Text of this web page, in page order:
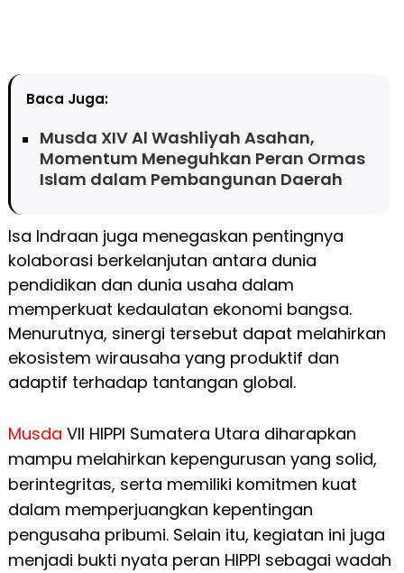
Baca Juga:
Musda XIV Al Washliyah Asahan,
Momentum Meneguhkan Peran Ormas
Islam dalam Pembangunan Daerah
Isa Indraan juga menegaskan pentingnya
kolaborasi berkelanjutan antara dunia
pendidikan dan dunia usaha dalam
memperkuat kedaulatan ekonomi bangsa.
Menurutnya, sinergi tersebut dapat melahirkan
ekosistem wirausaha yang produktif dan
adaptif terhadap tantangan global.
Musda VII HIPPI Sumatera Utara diharapkan
mampu melahirkan kepengurusan yang solid,
berintegritas, serta memiliki komitmen kuat
dalam memperjuangkan kepentingan
pengusaha pribumi. Selain itu, kegiatan ini juga
menjadi bukti nyata peran HIPPI sebagai wadah